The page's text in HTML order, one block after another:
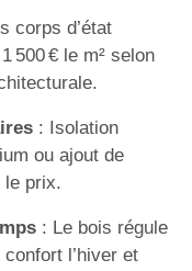
corps d’état
500 € le m² selon
: Isolation
ou ajout de
le prix.
: Le bois régule
l’hiver et